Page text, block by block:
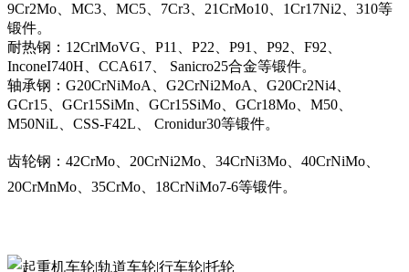
9Cr2Mo、MC3、MC5、7Cr3、21CrMo10、1Cr17Ni2、310等
锻件。
耐热钢：12CrlMoVG、P11、P22、P91、P92、F92、
InconeI740H、CCA617、 Sanicro25合金等锻件。
轴承钢：G20CrNiMoA、G2CrNi2MoA、G20Cr2Ni4、
GCr15、GCr15SiMn、GCr15SiMo、GCr18Mo、M50、
M50NiL、CSS-F42L、 Cronidur30等锻件。
齿轮钢：42CrMo、20CrNi2Mo、34CrNi3Mo、40CrNiMo、
20CrMnMo、35CrMo、18CrNiMo7-6等锻件。